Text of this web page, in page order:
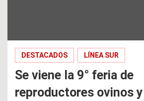
DESTACADOS LÍNEA SUR
Se viene la 9° feria de
reproductores ovinos